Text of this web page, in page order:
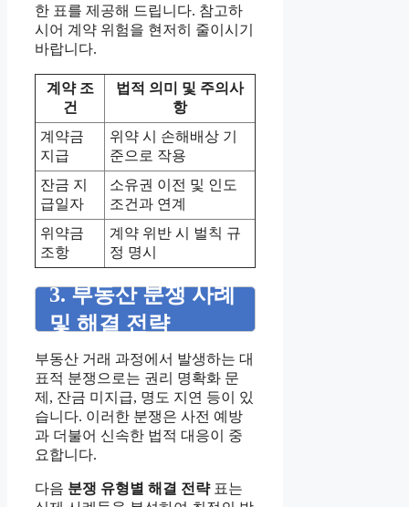
한 표를 제공해 드립니다. 참고하
시어 계약 위험을 현저히 줄이시기
바랍니다.
계약 조
건
법적 의미 및 주의사
항
계약금
지급
위약 시 손해배상 기
준으로 작용
잔금 지
급일자
소유권 이전 및 인도
조건과 연계
위약금
조항
계약 위반 시 벌칙 규
정 명시
3. 부동산 분쟁 사례
및 해결 전략
부동산 거래 과정에서 발생하는 대
표적 분쟁으로는 권리 명확화 문
제, 잔금 미지급, 명도 지연 등이 있
습니다. 이러한 분쟁은 사전 예방
과 더불어 신속한 법적 대응이 중
요합니다.
다음 분쟁 유형별 해결 전략표는